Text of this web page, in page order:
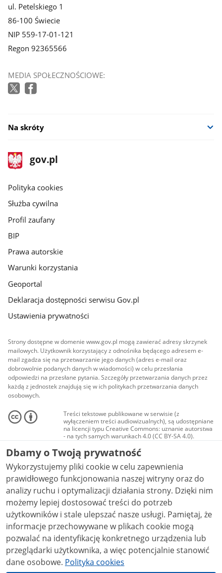
ul. Petelskiego 1
86-100 Świecie
NIP 559-17-01-121
Regon 92365566
MEDIA SPOŁECZNOŚCIOWE:
Na skróty
stopka
gov.pl
Strona
gov.pl
gov.pl
Polityka cookies
Służba cywilna
Profil zaufany
BIP
Prawa autorskie
Warunki korzystania
Geoportal
Deklaracja dostępności serwisu Gov.pl
Ustawienia prywatności
Strony dostępne w domenie www.gov.pl mogą zawierać adresy skrzynek
mailowych. Użytkownik korzystający z odnośnika będącego adresem e-
mail zgadza się na przetwarzanie jego danych (adres e-mail oraz
dobrowolnie podanych danych w wiadomości) w celu przesłania
odpowiedzi na przesłane pytania. Szczegóły przetwarzania danych przez
każdą z jednostek znajdują się w ich politykach przetwarzania danych
osobowych.
Treści tekstowe publikowane w serwisie (z
wyłączeniem treści audiowizualnych), są udostępniane
na licencji typu Creative Commons: uznanie autorstwa
- na tych samych warunkach 4.0 (CC BY-SA 4.0).
Materiały audiowizualne, w tym zdjęcia, materiały
audio i wideo, są udostępniane na licencji typu
Creative Commons: uznanie autorstwa użycie
niekomercyjne - bez utworów zależnych 4.0 (CC BY-
NC-ND 4.0), o ile nie jest to stwierdzone inaczej.
Dbamy o Twoją prywatność
Wykorzystujemy pliki cookie w celu zapewnienia
prawidłowego funkcjonowania naszej witryny oraz do
analizy ruchu i optymalizacji działania strony. Dzięki nim
możemy lepiej dostosować treści do potrzeb
użytkowników i stale ulepszać nasze usługi. Pamiętaj, że
informacje przechowywane w plikach cookie mogą
pozwalać na identyfikację konkretnego urządzenia lub
przeglądarki użytkownika, a więc potencjalnie stanowić
dane osobowe. Polityka cookies